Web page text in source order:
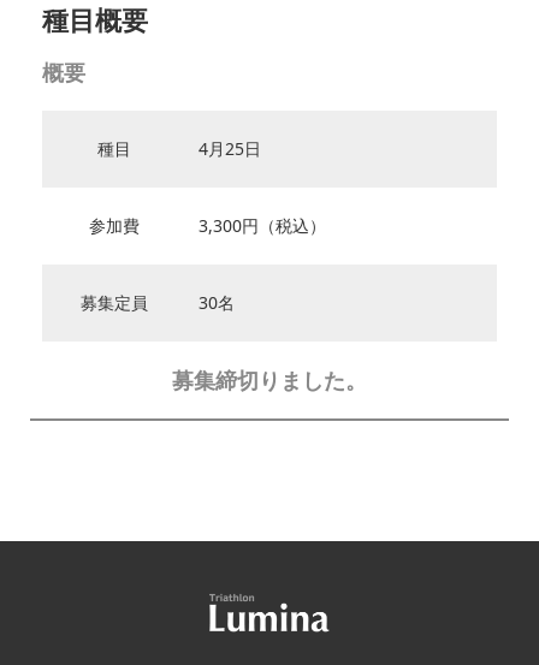
種目概要
概要
種目 4月25日
参加費 3,300円（税込）
募集定員 30名
募集締切りました。